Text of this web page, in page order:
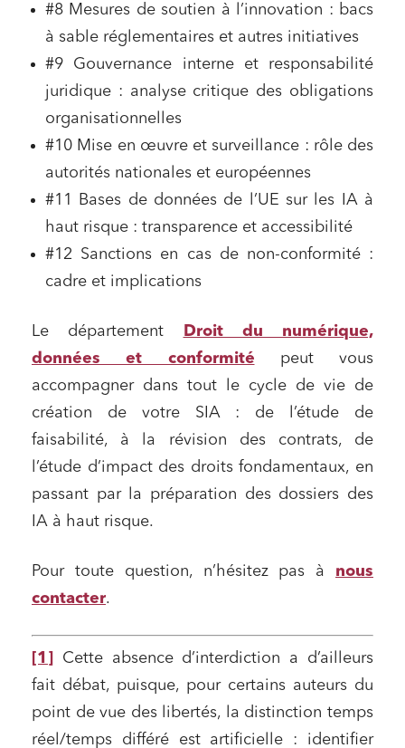
#8 Mesures de soutien à l’innovation : bacs
à sable réglementaires et autres initiatives
#9 Gouvernance interne et responsabilité
juridique : analyse critique des obligations
organisationnelles
#10 Mise en œuvre et surveillance : rôle des
autorités nationales et européennes
#11 Bases de données de l’UE sur les IA à
haut risque : transparence et accessibilité
#12 Sanctions en cas de non-conformité :
cadre et implications
Le département
Droit du numérique,
données et conformité peut vous
accompagner dans tout le cycle de vie de
création de votre SIA : de l’étude de
faisabilité, à la révision des contrats, de
l’étude d’impact des droits fondamentaux, en
passant par la préparation des dossiers des
IA à haut risque.
Pour toute question, n’hésitez pas à nous
contacter.
[1]
Cette absence d’interdiction a d’ailleurs
fait débat, puisque, pour certains auteurs du
point de vue des libertés, la distinction temps
réel/temps différé est artificielle : identifier